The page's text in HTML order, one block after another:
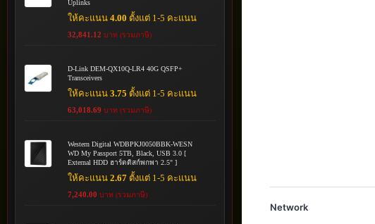
Network
Uplinks
ให้คะแนน4.00 ตั้งแต่ 1-5 คะแนน
32,841.12 บาท (รวมภาษี)
D-Link DEM-QX10Q-LR4 40G QSFP+
Transceivers
ให้คะแนน3.75 ตั้งแต่ 1-5 คะแนน
63,018.69 บาท (รวมภาษี)
Western Digital WDBPKJ0050BBK-WESN
WD My Passport 5TB, Black, USB 3.0 [
External HDD ฮาร์ดดิสก์พกพา 2.5" ]
ให้คะแนน2.67 ตั้งแต่ 1-5 คะแนน
7,240.00 บาท (รวมภาษี)